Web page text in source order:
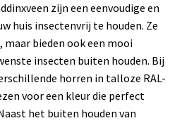
zijn een eenvoudige en
huis insectenvrij te houden. Ze
bieden ook een mooi
insecten buiten houden. Bij
horren in talloze RAL-
voor een kleur die perfect
het buiten houden van